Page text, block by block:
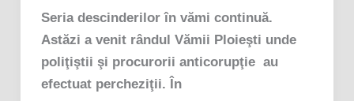
Seria descinderilor în vămi continuă.
Astăzi a venit rândul Vămii Ploieşti unde
poliţiştii şi procurorii anticorupţie au
efectuat percheziţii. În